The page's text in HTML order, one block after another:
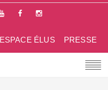
PRESSE
ESPACE ÉLUS